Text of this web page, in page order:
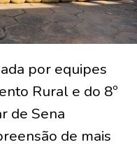
por equipes
Rural e do 8º
de Sena
de mais